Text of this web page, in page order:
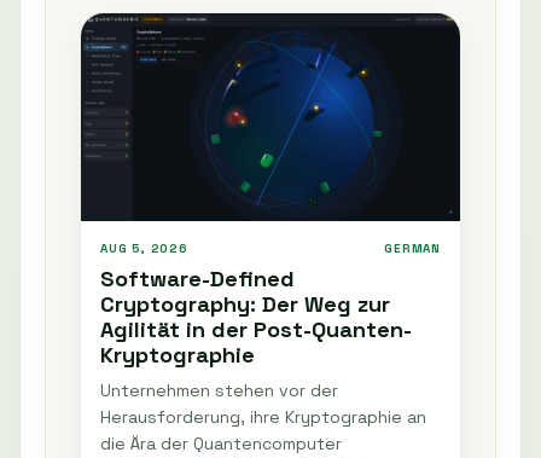
AUG 5, 2026 GERMAN
Software-Defined
Cryptography: Der Weg zur
Agilität in der Post-Quanten-
Kryptographie
Unternehmen stehen vor der
Herausforderung, ihre Kryptographie an
die Ära der Quantencomputer